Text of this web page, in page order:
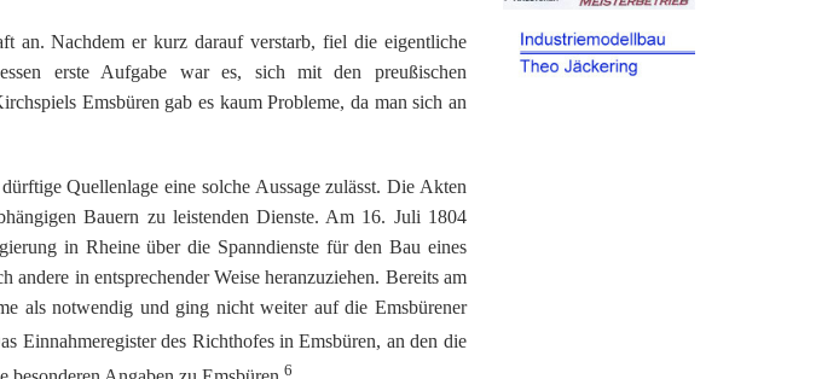
an. Nachdem er kurz darauf verstarb, fiel die eigentliche
erste Aufgabe war es, sich mit den preußischen
Emsbüren gab es kaum Probleme, da man sich an
Quellenlage eine solche Aussage zulässt. Die Akten
Bauern zu leistenden Dienste. Am 16. Juli 1804
in Rheine über die Spanndienste für den Bau eines
andere in entsprechender Weise heranzuziehen. Bereits am
als notwendig und ging nicht weiter auf die Emsbürener
Einnahmeregister des Richthofes in Emsbüren, an den die
6